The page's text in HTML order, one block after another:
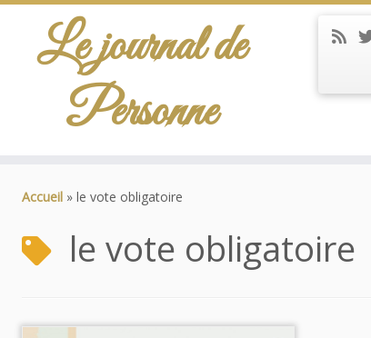
Le journal de
Personne
Accueil » le vote obligatoire
le vote obligatoire